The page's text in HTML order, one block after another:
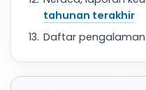
tahunan terakhir
Daftar